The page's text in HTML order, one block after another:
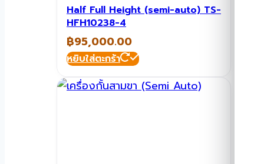
Half Full Height (semi-auto) TS-
HFH10238-4
฿95,000.00
หยิบใส่ตะกร้า